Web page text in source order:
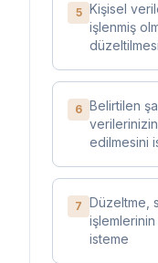
5 Kişisel
işlenmiş
6 Belirtilen
edilmesini
7 Düzeltme,
isteme